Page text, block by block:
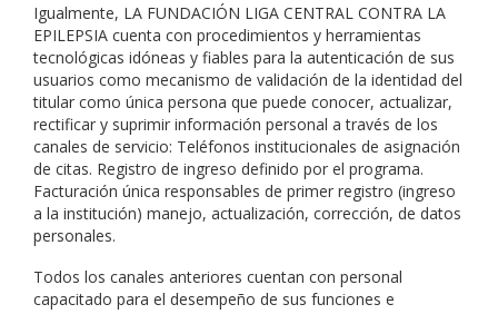
Igualmente, LA FUNDACIÓN LIGA CENTRAL CONTRA LA
EPILEPSIA cuenta con procedimientos y herramientas
tecnológicas idóneas y fiables para la autenticación de sus
usuarios como mecanismo de validación de la identidad del
titular como única persona que puede conocer, actualizar,
rectificar y suprimir información personal a través de los
canales de servicio: Teléfonos institucionales de asignación
de citas. Registro de ingreso definido por el programa.
Facturación única responsables de primer registro (ingreso
a la institución) manejo, actualización, corrección, de datos
personales.
Todos los canales anteriores cuentan con personal
capacitado para el desempeño de sus funciones e